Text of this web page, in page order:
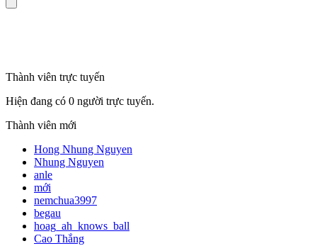
Thành viên trực tuyến
Hiện đang có 0 người trực tuyến.
Thành viên mới
Hong Nhung Nguyen
Nhung Nguyen
anle
mới
nemchua3997
begau
hoag_ah_knows_ball
Cao Thắng